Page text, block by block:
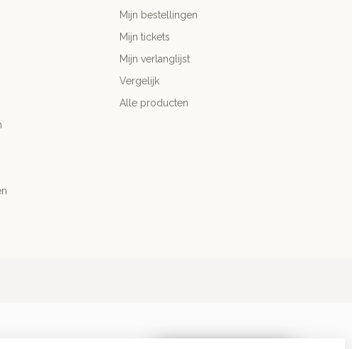
Mijn bestellingen
Mijn tickets
Mijn verlanglijst
Vergelijk
Alle producten